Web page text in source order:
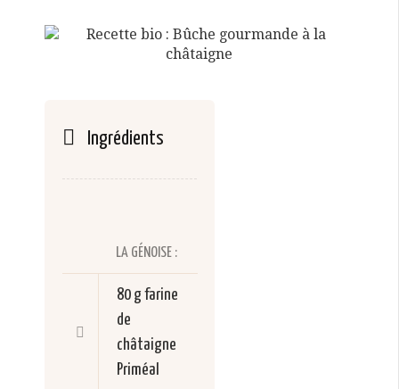
Ingrédients
LA GÉNOISE :
80 gfarine
de
châtaigne
Priméal